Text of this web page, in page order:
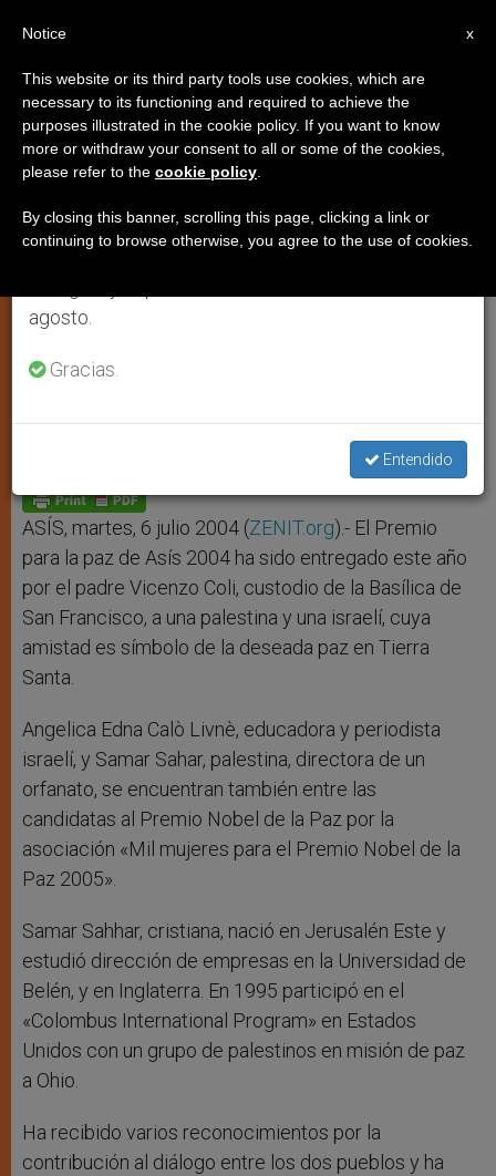
El Premio para la Paz de Asís a
una israelí y una palestina
promueven la reconciliación
JULIO 06, 2004 00:00
a
p
p
s
g
e
r
c
o
k
i
r
a
ASÍS, martes, 6 julio 2004 (ZENIT.org).- El Premio
para la paz de Asís 2004 ha sido entregado este año
por el padre Vicenzo Coli, custodio de la Basílica de
San Francisco, a una palestina y una israelí, cuya
amistad es símbolo de la deseada paz en Tierra
Santa.
Angelica Edna Calò Livnè, educadora y periodista
israelí, y Samar Sahar, palestina, directora de un
orfanato, se encuentran también entre las
candidatas al Premio Nobel de la Paz por la
asociación «Mil mujeres para el Premio Nobel de la
Paz 2005».
Samar Sahhar, cristiana, nació en Jerusalén Este y
estudió dirección de empresas en la Universidad de
Belén, y en Inglaterra. En 1995 participó en el
«Colombus International Program» en Estados
Unidos con un grupo de palestinos en misión de paz
a Ohio.
Ha recibido varios reconocimientos por la
contribución al diálogo entre los dos pueblos y ha
×
Aviso importante
Del 27 de julio al 7 de agosto haremos la pausa
anual, aprovechando que en el periodo de verano
se generan menos informaciones y también el
agosto.
Gracias.
Entendido
x
Notice
This website or its third party tools use cookies, which are
necessary to its functioning and required to achieve the
purposes illustrated in the cookie policy. If you want to know
more or withdraw your consent to all or some of the cookies,
please refer to the cookie policy
By closing this banner, scrolling this page, clicking a link or
continuing to browse otherwise, you agree to the use of cookies.